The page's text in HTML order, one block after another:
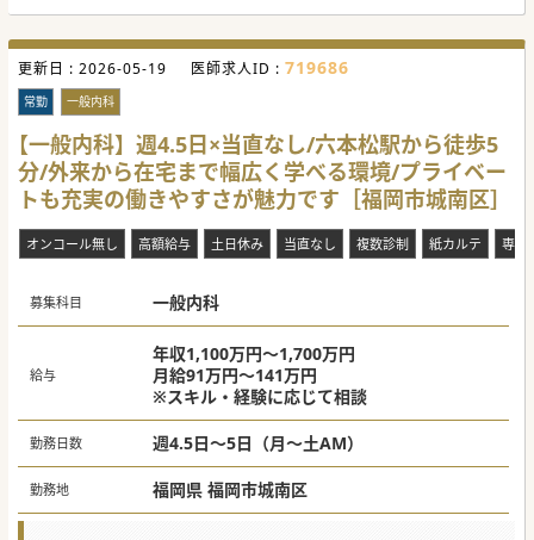
ら徒歩5分以内という抜群のアクセスを誇っています。
■マイカーでの通勤も許可されているため、天候に左右され
ることなく毎日の通勤が非常に快適な環境となります。
■新設された健診センターや充実したリハビリ体制を備え、
予防から急性期、在宅まで幅広く対応しています。
【やりがい】
■ご自身のこれまでの経験や業務内容に応じて、年収1,700
万円以上の高額提示も期待できる点が魅力となります。
■循環器内科の知見を活かし、外来・病棟や訪問診療を通じ
て急性期から在宅まで地域の患者に深く貢献できます。
■病床数は比較的少なく、持受け患者数も多くはないため、
#秋入職可
更新日 : 2026-05-19 医師求人ID : 719686
常勤 一般内科
【一般内科】週4.5日×当直なし/六本松駅から徒歩5
分/外来から在宅まで幅広く学べる環境/プライベー
トも充実の働きやすさが魅力です［福岡市城南区］
オンコール無し 高額給与 土日休み 当直なし 複数診制 紙カルテ 専門
募集科目 一般内科
給与
年収1,100万円～1,700万円
月給91万円～141万円
※スキル・経験に応じて相談
勤務日数 週4.5日～5日（月～土AM）
勤務地 福岡県 福岡市城南区